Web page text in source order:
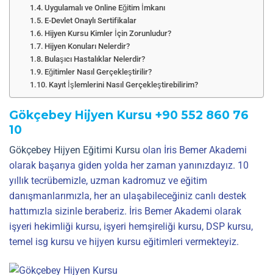
Uygulamalı ve Online Eğitim İmkanı
E-Devlet Onaylı Sertifikalar
Hijyen Kursu Kimler İçin Zorunludur?
Hijyen Konuları Nelerdir?
Bulaşıcı Hastalıklar Nelerdir?
Eğitimler Nasıl Gerçekleştirilir?
Kayıt İşlemlerini Nasıl Gerçekleştirebilirim?
Gökçebey Hijyen Kursu +90 552 860 76
10
Gökçebey Hijyen Eğitimi Kursu olan İris Bemer Akademi
olarak başarıya giden yolda her zaman yanınızdayız. 10
yıllık tecrübemizle, uzman kadromuz ve eğitim
danışmanlarımızla, her an ulaşabileceğiniz canlı destek
hattımızla sizinle beraberiz. İris Bemer Akademi olarak
işyeri hekimliği kursu, işyeri hemşireliği kursu, DSP kursu,
temel isg kursu ve hijyen kursu eğitimleri vermekteyiz.